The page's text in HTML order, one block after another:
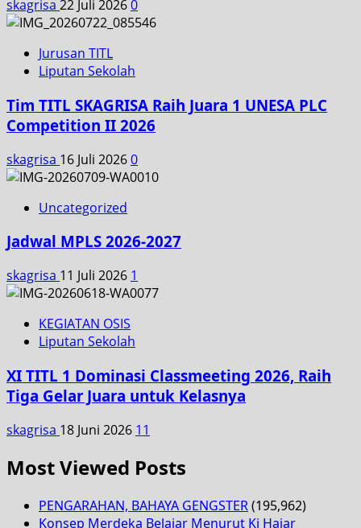
skagrisa 22 Juli 20260
Jurusan TITL
Liputan Sekolah
Tim TITL SKAGRISA Raih Juara 1 UNESA PLC
Competition II 2026
skagrisa 16 Juli 20260
Uncategorized
Jadwal MPLS 2026-2027
skagrisa 11 Juli 2026 1
KEGIATAN OSIS
Liputan Sekolah
XI TITL 1 Dominasi Classmeeting 2026, Raih
Tiga Gelar Juara untuk Kelasnya
skagrisa 18 Juni 2026 11
Most Viewed Posts
PENGARAHAN, BAHAYA GENGSTER(195,962)
Konsep Merdeka Belajar Menurut Ki Hajar